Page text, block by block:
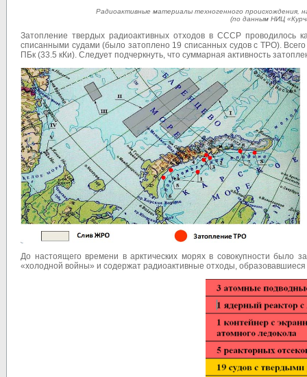
Радиоактивные материалы техногенного происхождения,
(по данным НИЦ
Затопление твердых радиоактивных отходов в СССР проводилось
списанными судами (было затоплено 19 списанных судов с ТРО).
ПБк (33.5 кКи). Следует подчеркнуть, что суммарная активность
До настоящего времени в арктических морях в совокупности
«холодной войны» и содержат радиоактивные отходы,